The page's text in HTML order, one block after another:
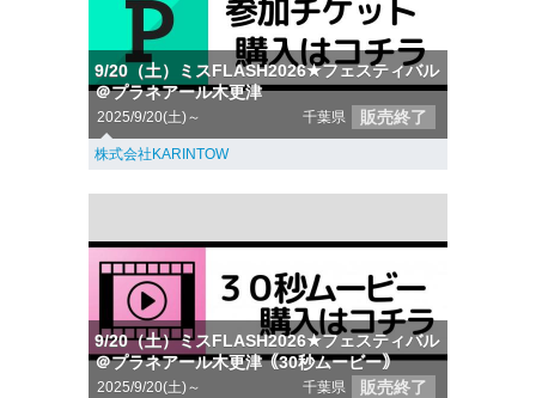
9/20（土）ミスFLASH2026★フェスティバル
＠プラネアール木更津
2025/9/20(土)～ 千葉県 販売終了
株式会社KARINTOW
9/20（土）ミスFLASH2026★フェスティバル
＠プラネアール木更津｟30秒ムービー｠
2025/9/20(土)～ 千葉県 販売終了